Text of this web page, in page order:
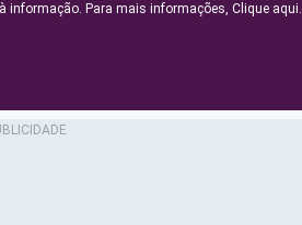
informação. Para mais informações, Clique aqui.